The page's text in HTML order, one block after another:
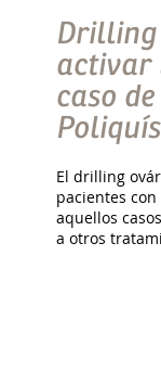
activar
caso
El drilling
pacientes
aquellos
a otros